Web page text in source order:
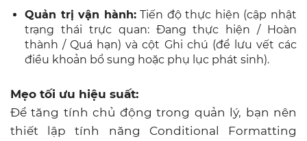
Quản trị vận hành:Tiến độ thực hiện (cập nhật
trạng thái trực quan: Đang thực hiện / Hoàn
thành / Quá hạn) và cột Ghi chú (để lưu vết các
điều khoản bổ sung hoặc phụ lục phát sinh).
Mẹo tối ưu hiệu suất:
Để tăng tính chủ động trong quản lý, bạn nên
thiết lập tính năng Conditional Formatting